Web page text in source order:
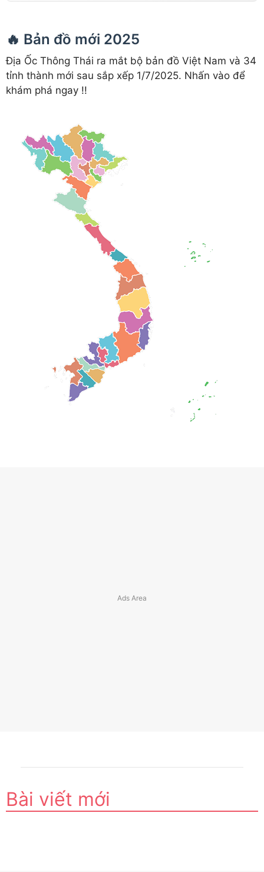
🔥 Bản đồ mới 2025
Địa Ốc Thông Thái ra mắt bộ bản đồ Việt Nam và 34
tỉnh thành mới sau sắp xếp 1/7/2025. Nhấn vào để
khám phá ngay !!
Bài viết mới